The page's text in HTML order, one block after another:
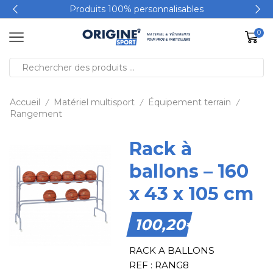
Produits 100% personnalisables
0
Accueil / Matériel multisport / Équipement terrain /
Rangement
Rack à
ballons – 160
x 43 x 105 cm
100,20€
RACK A BALLONS
REF : RANG8